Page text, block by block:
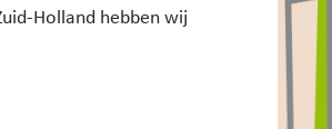
Holland hebben wij